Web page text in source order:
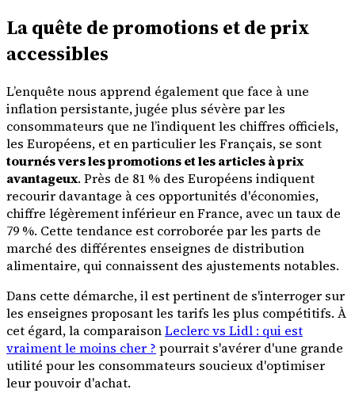
La quête de promotions et de prix
accessibles
L’enquête nous apprend également que face à une
inflation persistante, jugée plus sévère par les
consommateurs que ne l’indiquent les chiffres officiels,
les Européens, et en particulier les Français, se sont
tournés vers les promotions et les articles à prix
avantageux. Près de 81 % des Européens indiquent
recourir davantage à ces opportunités d'économies,
chiffre légèrement inférieur en France, avec un taux de
79 %. Cette tendance est corroborée par les parts de
marché des différentes enseignes de distribution
alimentaire, qui connaissent des ajustements notables.
Dans cette démarche, il est pertinent de s'interroger sur
les enseignes proposant les tarifs les plus compétitifs. À
cet égard, la comparaisonLeclerc vs Lidl : qui est
vraiment le moins cher ? pourrait s'avérer d'une grande
utilité pour les consommateurs soucieux d'optimiser
leur pouvoir d'achat.